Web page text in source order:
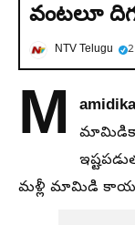
వంటలూ
NTV Telugu
M
మళ్లీ మామిడి